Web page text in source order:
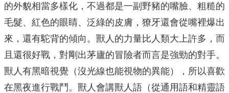
的外貌相當多樣化，不過都是一副野豬的嘴臉、粗糙的
毛髮、紅色的眼睛、泛綠的皮膚，獠牙還會從嘴裡爆出
來，還有駝背的傾向。獸人的力量比人類大上許多，而
且還很好戰，對剛出茅廬的冒險者而言是強勁的對手。
獸人有黑暗視覺（沒光線也能視物的異能），所以喜歡
在黑夜進行戰鬥。獸人會講獸人語（從通用語和精靈語